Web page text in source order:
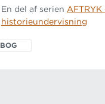
lærer eleverne om
fremskridt, og hvad
naturen, som blev
En del af serien AFTRYK
historieundervisning
BOG